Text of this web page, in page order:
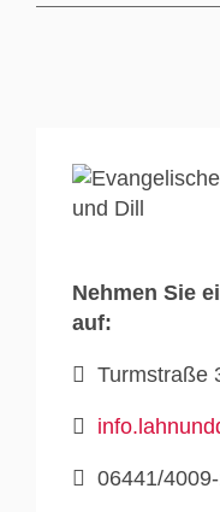
Nehmen Sie
auf:
Turmstraße
06441/